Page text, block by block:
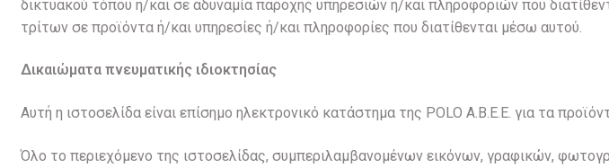
δικτυακού τόπου ή/και σε αδυναμία παροχής υπηρεσιών ή/και πληροφοριών που
τρίτων σε προϊόντα ή/και υπηρεσίες ή/και πληροφορίες που διατίθενται μέσω αυτού.
Δικαιώματα πνευματικής ιδιοκτησίας
Αυτή η ιστοσελίδα είναι επίσημο ηλεκτρονικό κατάστημα της POLO A.B.E.E. για τα
Όλο το περιεχόμενο της ιστοσελίδας, συμπεριλαμβανομένων εικόνων, γραφικών,